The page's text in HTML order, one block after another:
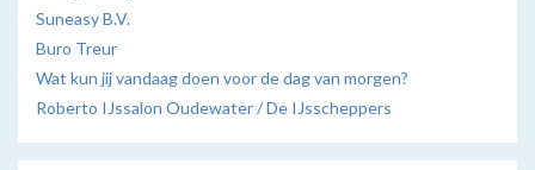
Suneasy B.V.
Buro Treur
Wat kun jij vandaag doen voor de dag van morgen?
Roberto IJssalon Oudewater / De IJsscheppers